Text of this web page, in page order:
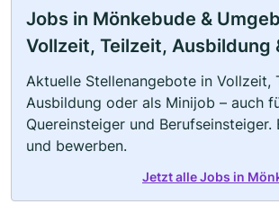
Jobs in Mönkebude &
Vollzeit, Teilzeit, Ausbildung
Aktuelle Stellenangebote in Vollzeit,
Ausbildung oder als Minijob – auch
Quereinsteiger und
und bewerben.
Jetzt alle Jobs in